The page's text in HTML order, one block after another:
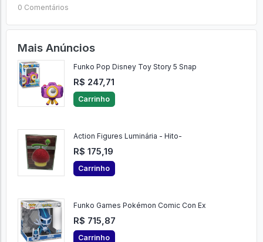
Ver Comentários Enviar
0 Comentários
Mais Anúncios
Funko Pop Disney Toy Story 5 Snap
Carrinho
Action Figures Luminária - Hito-
Carrinho